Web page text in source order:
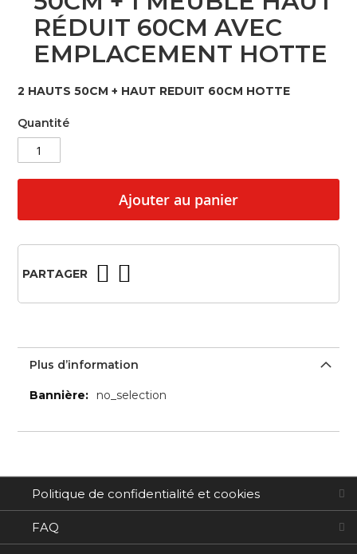
beginning
the
images
RÉDUIT 60CM AVEC
EMPLACEMENT HOTTE
2 HAUTS 50CM + HAUT REDUIT 60CM HOTTE
Quantité
Ajouter au panier
PARTAGER
Plus d’information
Plus
no_selection
Politique de confidentialité et cookies
FAQ